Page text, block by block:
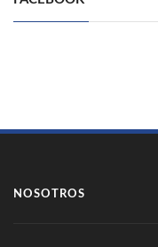
NOSOTROS